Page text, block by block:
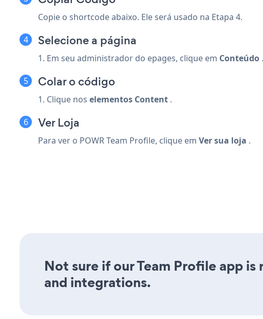
Copie o shortcode abaixo. Ele será usado na Etapa 4.
Selecione a página
1. Em seu administrador do epages, clique em Conteúdo .
Colar o código
1. Clique nos elementos Content .
Ver Loja
Para ver o POWR Team Profile, clique em Ver sua loja .
Not sure if our Team Profile app
and integrations.